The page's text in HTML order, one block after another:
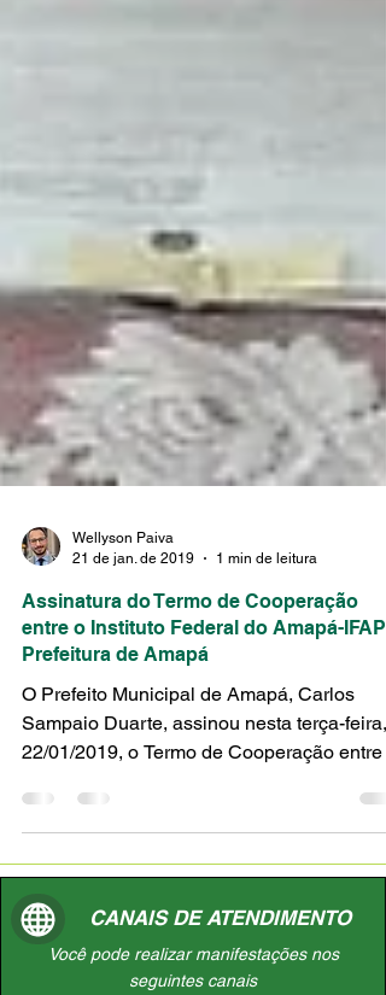
Wellyson Paiva
21 de jan. de 2019
1 min de leitura
Assinatura do Termo de Cooperação
entre o Instituto Federal do Amapá-IFAP
Prefeitura de Amapá
O Prefeito Municipal de Amapá, Carlos
Sampaio Duarte, assinou nesta terça-feira,
CANAIS DE ATENDIMENTO